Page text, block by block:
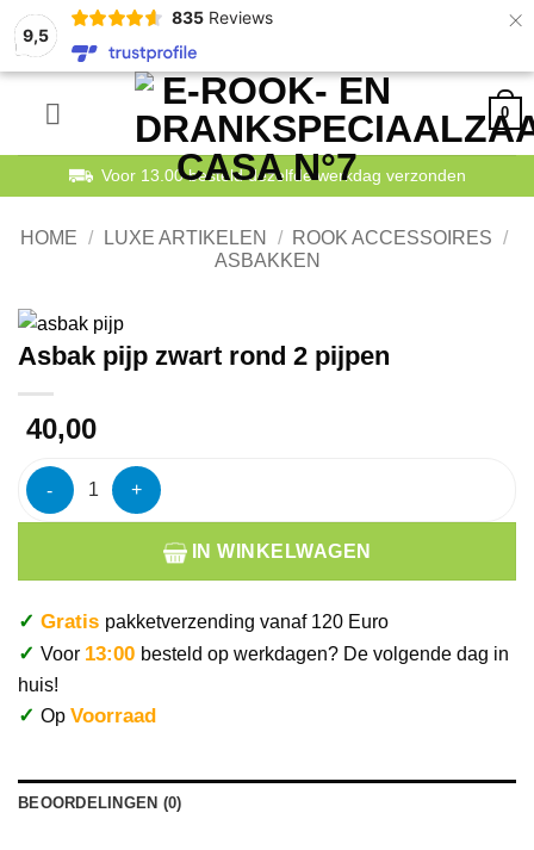
9,5
835 Reviews ×
0
Betaal veilig en achteraf
HOME / LUXE ARTIKELEN / ROOK ACCESSOIRES /
ASBAKKEN
Asbak pijp zwart rond 2 pijpen
40,00
Asbak pijp zwart rond 2 pijpen aantal
IN WINKELWAGEN
✓ Gratis pakketverzending vanaf 120 Euro
✓ Voor 13:00 besteld op werkdagen? De volgende dag in
huis!
✓ Op Voorraad
BEOORDELINGEN (0)